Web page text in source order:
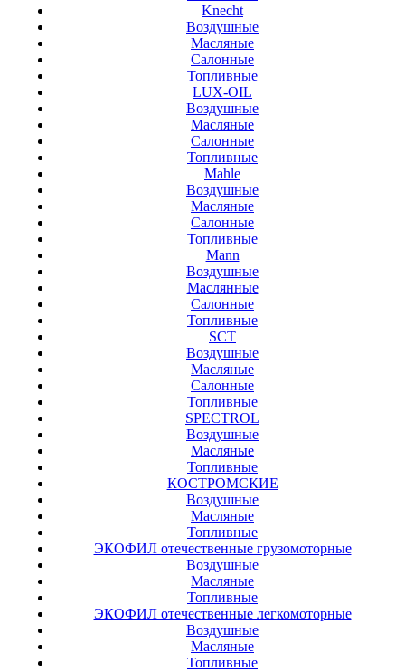
Knecht
Воздушные
Масляные
Салонные
Топливные
LUX-OIL
Воздушные
Масляные
Салонные
Топливные
Mahle
Воздушные
Масляные
Салонные
Топливные
Mann
Воздушные
Маслянные
Салонные
Топливные
SCT
Воздушные
Масляные
Салонные
Топливные
SPECTROL
Воздушные
Масляные
Топливные
КОСТРОМСКИЕ
Воздушные
Масляные
Топливные
ЭКОФИЛ отечественные грузомоторные
Воздушные
Масляные
Топливные
ЭКОФИЛ отечественные легкомоторные
Воздушные
Масляные
Топливные